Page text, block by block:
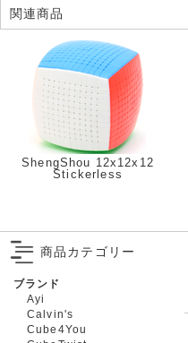
関連商品
ShengShou 12x12x12
Stickerless
商品カテゴリー
ブランド
Ayi
Calvin's
Cube4You